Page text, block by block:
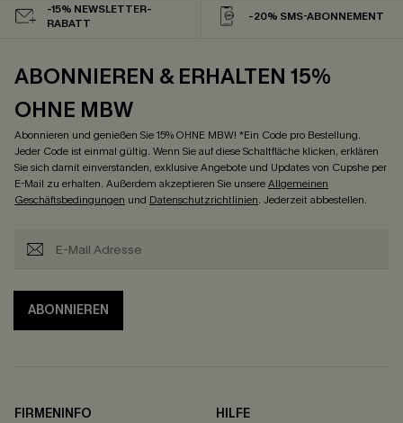
-15% NEWSLETTER-
RABATT
-20% SMS-ABONNEMENT
ABONNIEREN & ERHALTEN 15%
OHNE MBW
Abonnieren und genießen Sie 15% OHNE MBW! *Ein Code pro Bestellung.
Jeder Code ist einmal gültig. Wenn Sie auf diese Schaltfläche klicken, erklären
Sie sich damit einverstanden, exklusive Angebote und Updates von Cupshe per
E-Mail zu erhalten. Außerdem akzeptieren Sie unsereAllgemeinen
Geschäftsbedingungen und Datenschutzrichtlinien. Jederzeit abbestellen.
ABONNIEREN
FIRMENINFO
HILFE